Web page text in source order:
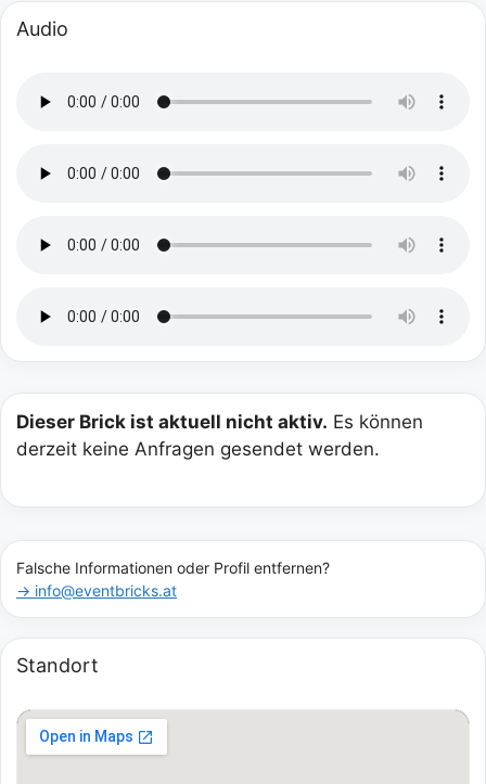
Audio
Dieser Brick ist aktuell nicht aktiv. Es können
derzeit keine Anfragen gesendet werden.
Falsche Informationen oder Profil entfernen?
→ info@eventbricks.at
Standort